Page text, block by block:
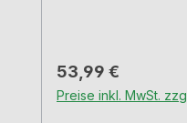
Regulärer Preis:
53,99 €
Preise inkl. MwSt.